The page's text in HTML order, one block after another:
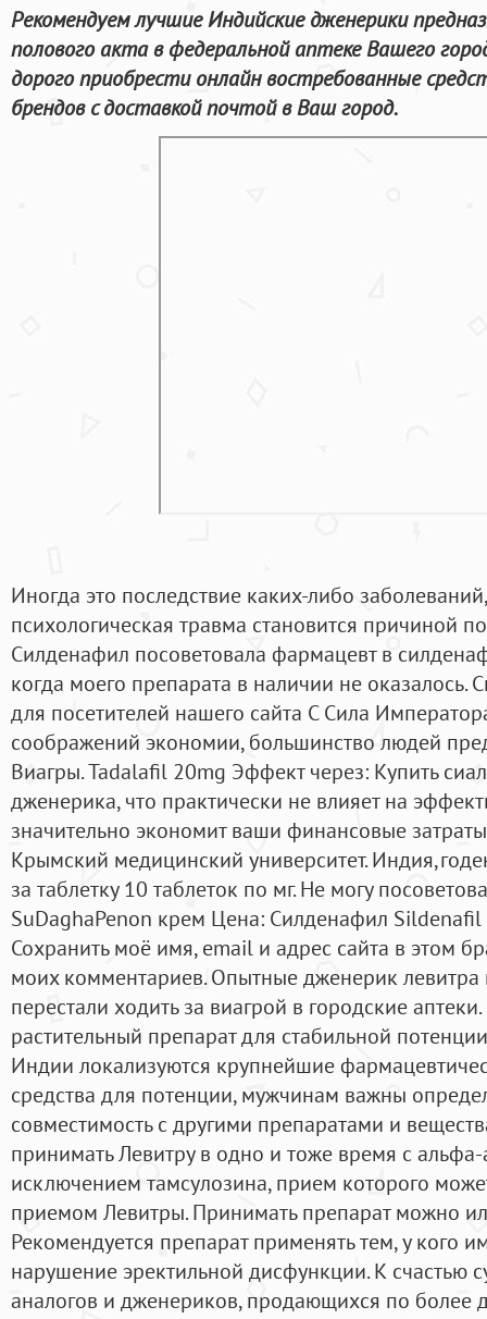
Рекомендуем лучшие Индийские дженерики
полового акта в федеральной аптеке Вашего
дорого приобрести онлайн востребованные
брендов с доставкой почтой в Ваш город.
Иногда это последствие каких-либо
психологическая травма становится причиной
Силденафил посоветовала фармацевт в
когда моего препарата в наличии не оказалось.
для посетителей нашего сайта С Сила
соображений экономии, большинство людей
Виагры. Tadalafil 20mg Эффект через: Купить
дженерика, что практически не влияет на
значительно экономит ваши финансовые
Крымский медицинский университет.
за таблетку 10 таблеток по мг. Не могу
SuDaghaPenon крем Цена: Силденафил Sildenafil
Сохранить моё имя, email и адрес сайта в этом
моих комментариев. Опытные дженерик левитра
перестали ходить за виагрой в городские
растительный препарат для стабильной
Индии локализуются крупнейшие
средства для потенции, мужчинам важны
совместимость с другими препаратами и
принимать Левитру в одно и тоже время с
исключением тамсулозина, прием которого
приемом Левитры. Принимать препарат можно
Рекомендуется препарат применять тем, у кого
нарушение эректильной дисфункции. К счастью
аналогов и дженериков, продающихся по более